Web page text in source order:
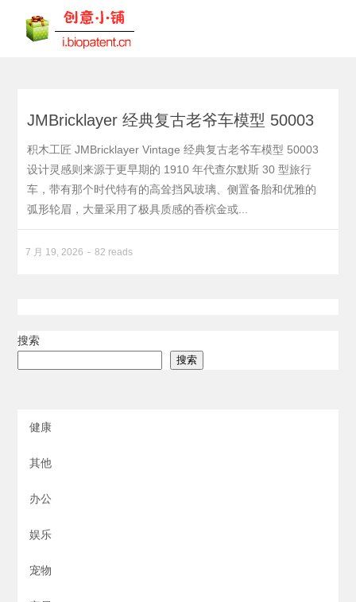
JMBricklayer 经典复古老爷车模型 50003
积木工匠 JMBricklayer Vintage 经典复古老爷车模型 50003
设计灵感则来源于更早期的 1910 年代查尔默斯 30 型旅行
车，带有那个时代特有的高耸挡风玻璃、侧置备胎和优雅的
弧形轮眉，大量采用了极具质感的香槟金或...
7 月 19, 2026 82 reads
搜索
搜索
健康
其他
办公
娱乐
宠物